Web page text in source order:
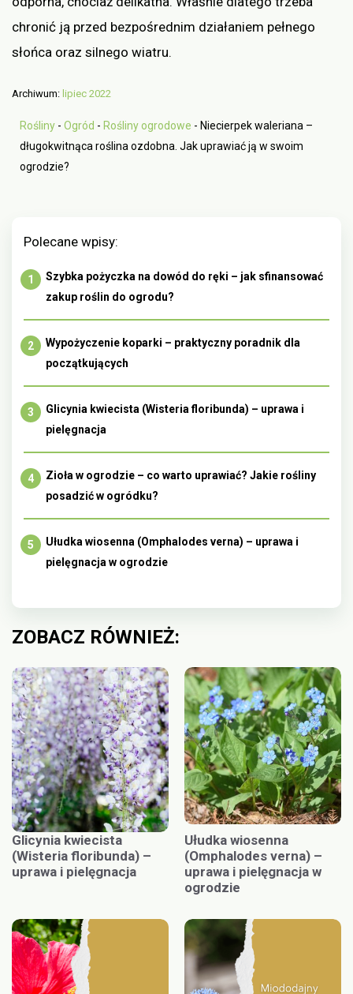
chronić ją przed bezpośrednim działaniem pełnego
słońca oraz silnego wiatru.
Archiwum: lipiec 2022
Rośliny - Ogród - Rośliny ogrodowe - Niecierpek waleriana –
długokwitnąca roślina ozdobna. Jak uprawiać ją w swoim
ogrodzie?
Polecane wpisy:
Szybka pożyczka na dowód do ręki – jak sfinansować
zakup roślin do ogrodu?
Wypożyczenie koparki – praktyczny poradnik dla
początkujących
Glicynia kwiecista (Wisteria floribunda) – uprawa i
pielęgnacja
Zioła w ogrodzie – co warto uprawiać? Jakie rośliny
posadzić w ogródku?
Ułudka wiosenna (Omphalodes verna) – uprawa i
pielęgnacja w ogrodzie
ZOBACZ RÓWNIEŻ:
Glicynia kwiecista
(Wisteria floribunda) –
uprawa i pielęgnacja
Ułudka wiosenna
(Omphalodes verna) –
uprawa i pielęgnacja w
ogrodzie